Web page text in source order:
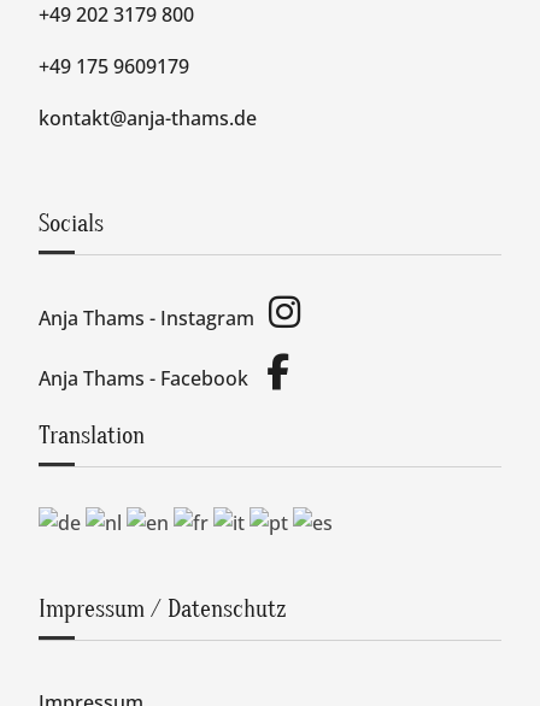
+49 202 3179 800
+49 175 9609179
kontakt@anja-thams.de
Socials
Anja Thams - Instagram
Anja Thams - Facebook
Translation
Impressum / Datenschutz